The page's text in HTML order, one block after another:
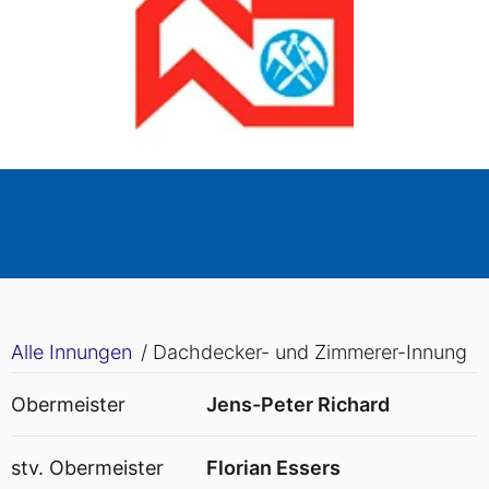
Alle Innungen / Dachdecker- und Zimmerer-Innung
Obermeister Jens-Peter Richard
stv. Obermeister Florian Essers